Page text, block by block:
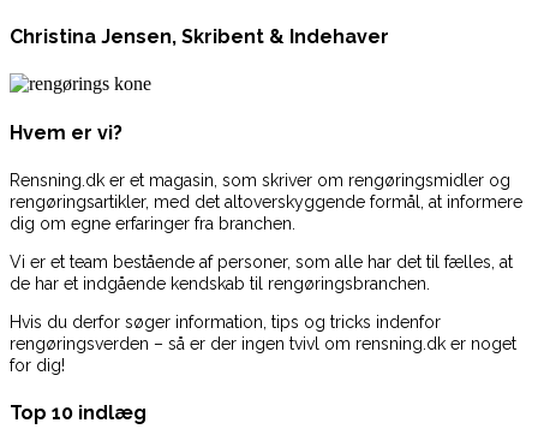
Christina Jensen, Skribent & Indehaver
Hvem er vi?
Rensning.dk er et magasin, som skriver om rengøringsmidler og
rengøringsartikler, med det altoverskyggende formål, at informere
dig om egne erfaringer fra branchen.
Vi er et team bestående af personer, som alle har det til fælles, at
de har et indgående kendskab til rengøringsbranchen.
Hvis du derfor søger information, tips og tricks indenfor
rengøringsverden – så er der ingen tvivl om rensning.dk er noget
for dig!
Top 10 indlæg